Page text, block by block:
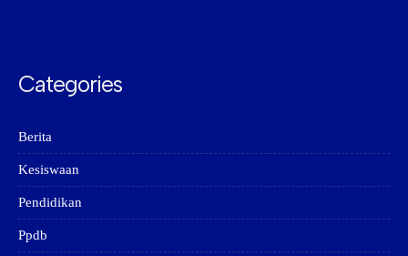
Categories
Berita
Kesiswaan
Pendidikan
Ppdb